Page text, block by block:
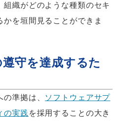
織がどのような種類のセキ
を垣間見ることができま
守を達成するた
準拠は、 ソフトウェアサプ
の実践を採用することの大き